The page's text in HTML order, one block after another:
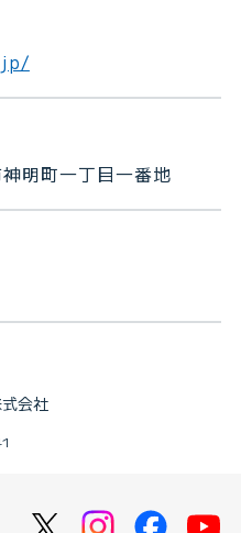
明町一丁目一番地
会社